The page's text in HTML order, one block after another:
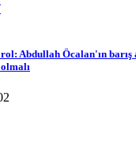
Abdullah Öcalan'ın barış